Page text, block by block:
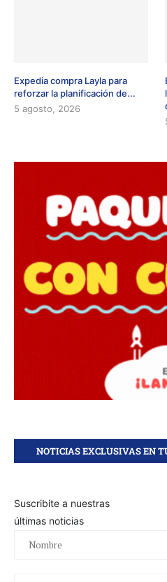
Expedia compra Layla para
reforzar la planificación de...
5 agosto, 2026
NOTICIAS EXCLUSIVAS EN
Suscribite a nuestras
últimas noticias